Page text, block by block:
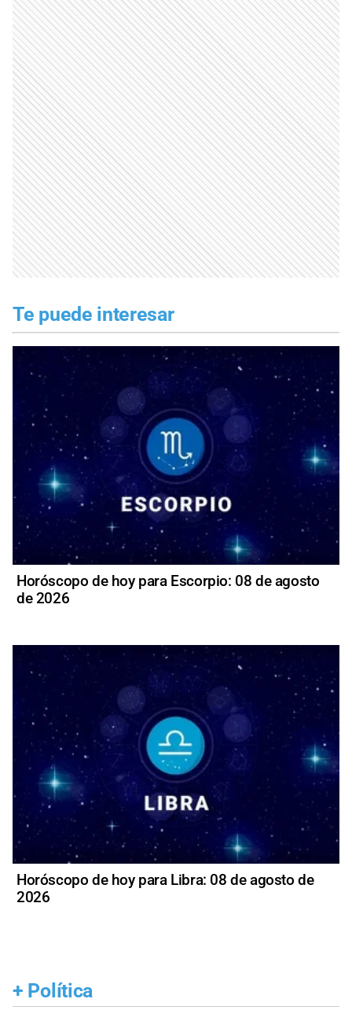
Te puede interesar
Horóscopo de hoy para Escorpio: 08 de agosto
de 2026
Horóscopo de hoy para Libra: 08 de agosto de
2026
+ Política